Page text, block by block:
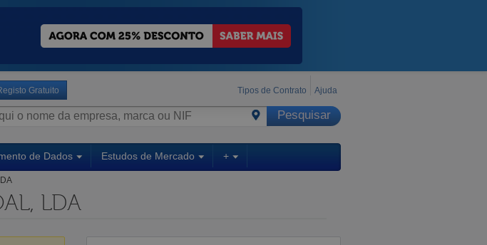
Gratuito Tipos de Contrato Ajuda
de Dados Estudos de Mercado +
LDA